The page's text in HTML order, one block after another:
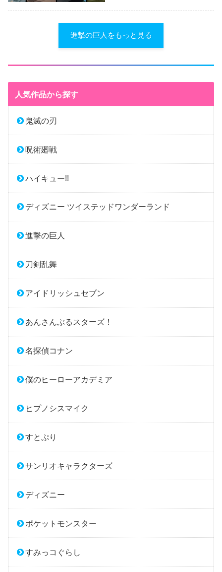
進撃の巨人をもっと見る
人気作品から探す
鬼滅の刃
呪術廻戦
ハイキュー!!
ディズニー ツイステッドワンダーランド
進撃の巨人
刀剣乱舞
アイドリッシュセブン
あんさんぶるスターズ！
名探偵コナン
僕のヒーローアカデミア
ヒプノシスマイク
すとぷり
サンリオキャラクターズ
ディズニー
ポケットモンスター
すみっコぐらし